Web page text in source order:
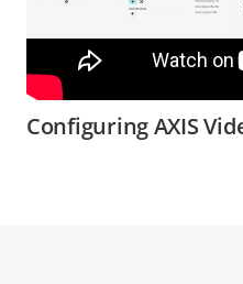
Configuring AXIS